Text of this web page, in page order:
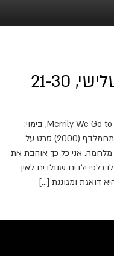
30
מאת: סמדר זמיר (תמונה ראשית מתוך: Merrily We Go to Hell, בימוי:
דורותי ארזנר, צילום מסך) 21. הלוח/ סמירה מחמלבף (2000) סרט על
מלחמה. אני כל כך אוהבת את
ילדים שנולדים לאין
דואגת ומגוננת […]